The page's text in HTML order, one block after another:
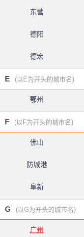
东营
德阳
德宏
E (以E为开头的城市名)
鄂州
F (以F为开头的城市名)
佛山
防城港
阜新
G (以G为开头的城市名)
广州